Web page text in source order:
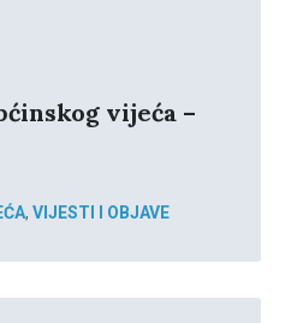
vijeća –
, VIJESTI I OBJAVE